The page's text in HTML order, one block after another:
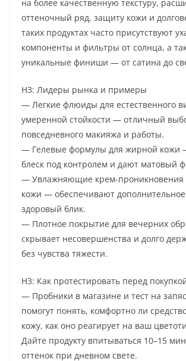
на более качественную текстуру,
оттеночный ряд, защиту кожи и
таких продуктах часто присутствуют
компоненты и фильтры от солнца, а
уникальные финиши — от сатина до
H3: Лидеры рынка и примеры
— Легкие флюиды для естественного
умеренной стойкости — отличный
повседневного макияжа и работы.
— Гелевые формулы для жирной кожи
блеск под контролем и дают матовый
— Увлажняющие крем-проникновения
кожи — обеспечивают
здоровый блик.
— Плотное покрытие для вечерних
скрывает несовершенства и долго
без чувства тяжести.
H3: Как протестировать перед
— Пробники в магазине и тест на
помогут понять, комфортно ли
кожу, как оно реагирует на ваш
Дайте продукту впитываться 10–15
оттенок при дневном свете.